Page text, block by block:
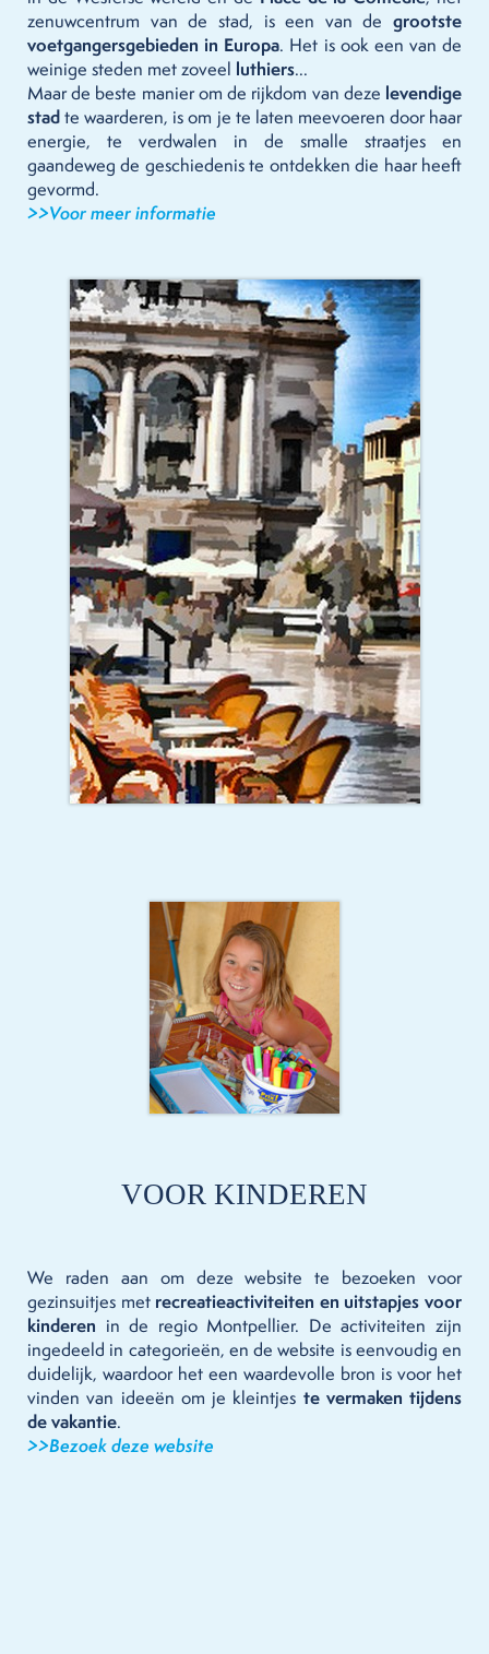
zenuwcentrum van de stad, is een van de grootste
voetgangersgebieden in Europa. Het is ook een van de
weinige steden met zoveel luthiers...
Maar de beste manier om de rijkdom van deze levendige
stadte waarderen, is om je te laten meevoeren door haar
energie, te verdwalen in de smalle straatjes en
gaandeweg de geschiedenis te ontdekken die haar heeft
gevormd.
>>Voor meer informatie
VOOR KINDEREN
We raden aan om deze website te bezoeken voor
gezinsuitjes met recreatieactiviteiten en uitstapjes voor
kinderen in de regio Montpellier. De activiteiten zijn
ingedeeld in categorieën, en de website is eenvoudig en
duidelijk, waardoor het een waardevolle bron is voor het
vinden van ideeën om je kleintjes te vermaken tijdens
de vakantie.
>>Bezoek deze website